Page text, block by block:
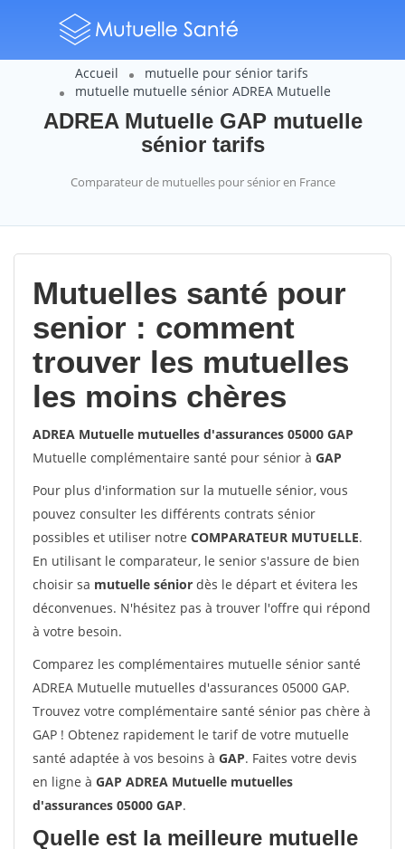
Accueil
mutuelle pour sénior tarifs
mutuelle mutuelle sénior ADREA Mutuelle
ADREA Mutuelle GAP mutuelle
sénior tarifs
Comparateur de mutuelles pour sénior en France
Mutuelles santé pour
senior : comment
trouver les mutuelles
les moins chères
ADREA Mutuelle mutuelles d'assurances 05000 GAP
Mutuelle complémentaire santé pour sénior à GAP
Pour plus d'information sur la mutuelle sénior, vous
pouvez consulter les différents contrats sénior
possibles et utiliser notre COMPARATEUR MUTUELLE.
En utilisant le comparateur, le senior s'assure de bien
choisir sa mutuelle sénior dès le départ et évitera les
déconvenues. N'hésitez pas à trouver l'offre qui répond
à votre besoin.
Comparez les complémentaires mutuelle sénior santé
ADREA Mutuelle mutuelles d'assurances 05000 GAP.
Trouvez votre complémentaire santé sénior pas chère à
GAP ! Obtenez rapidement le tarif de votre mutuelle
santé adaptée à vos besoins à GAP. Faites votre devis
en ligne à GAP ADREA Mutuelle mutuelles
d'assurances 05000 GAP.
Quelle est la meilleure mutuelle